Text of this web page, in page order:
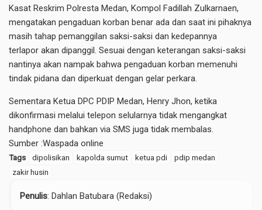
Kasat Reskrim Polresta Medan, Kompol Fadillah Zulkarnaen,
mengatakan pengaduan korban benar ada dan saat ini pihaknya
masih tahap pemanggilan saksi-saksi dan kedepannya
terlapor akan dipanggil. Sesuai dengan keterangan saksi-saksi
nantinya akan nampak bahwa pengaduan korban memenuhi
tindak pidana dan diperkuat dengan gelar perkara.
Sementara Ketua DPC PDIP Medan, Henry Jhon, ketika
dikonfirmasi melalui telepon selularnya tidak mengangkat
handphone dan bahkan via SMS juga tidak membalas.
Sumber :Waspada online
Tags dipolisikan kapolda sumut ketua pdi
pdip medan
zakir husin
Penulis: Dahlan Batubara (Redaksi)